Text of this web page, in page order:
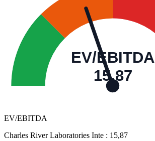
EV/EBITDA
15,87
EV/EBITDA
Charles River Laboratories Inte : 15,87